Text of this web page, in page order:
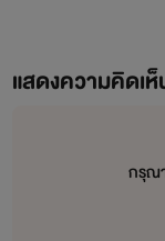
แสดงความคิดเ
กรุณ